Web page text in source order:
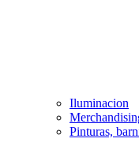
Iluminacion
Pinturas,